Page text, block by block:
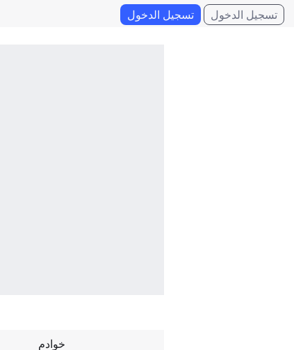
تسجيل الدخول تسجيل الدخول
خوادم